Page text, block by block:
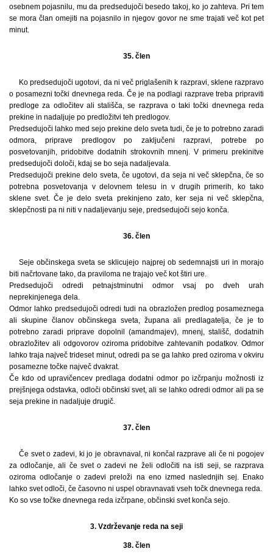
osebnem pojasnilu, mu da predsedujoči besedo takoj, ko jo zahteva. Pri tem
se mora član omejiti na pojasnilo in njegov govor ne sme trajati več kot pet
minut.
35. člen
Ko predsedujoči ugotovi, da ni več priglašenih k razpravi, sklene razpravo
o posamezni točki dnevnega reda. Če je na podlagi razprave treba pripraviti
predloge za odločitev ali stališča, se razprava o taki točki dnevnega reda
prekine in nadaljuje po predložitvi teh predlogov.
Predsedujoči lahko med sejo prekine delo sveta tudi, če je to potrebno zaradi
odmora, priprave predlogov po zaključeni razpravi, potrebe po
posvetovanjih, pridobitve dodatnih strokovnih mnenj. V primeru prekinitve
predsedujoči določi, kdaj se bo seja nadaljevala.
Predsedujoči prekine delo sveta, če ugotovi, da seja ni več sklepčna, če so
potrebna posvetovanja v delovnem telesu in v drugih primerih, ko tako
sklene svet. Če je delo sveta prekinjeno zato, ker seja ni več sklepčna,
sklepčnosti pa ni niti v nadaljevanju seje, predsedujoči sejo konča.
36. člen
Seje občinskega sveta se sklicujejo najprej ob sedemnajsti uri in morajo
biti načrtovane tako, da praviloma ne trajajo več kot štiri ure.
Predsedujoči odredi petnajstminutni odmor vsaj po dveh urah
neprekinjenega dela.
Odmor lahko predsedujoči odredi tudi na obrazložen predlog posameznega
ali skupine članov občinskega sveta, župana ali predlagatelja, če je to
potrebno zaradi priprave dopolnil (amandmajev), mnenj, stališč, dodatnih
obrazložitev ali odgovorov oziroma pridobitve zahtevanih podatkov. Odmor
lahko traja največ trideset minut, odredi pa se ga lahko pred oziroma v okviru
posamezne točke največ dvakrat.
Če kdo od upravičencev predlaga dodatni odmor po izčrpanju možnosti iz
prejšnjega odstavka, odloči občinski svet, ali se lahko odredi odmor ali pa se
seja prekine in nadaljuje drugič.
37. člen
Če svet o zadevi, ki jo je obravnaval, ni končal razprave ali če ni pogojev
za odločanje, ali če svet o zadevi ne želi odločiti na isti seji, se razprava
oziroma odločanje o zadevi preloži na eno izmed naslednjih sej. Enako
lahko svet odloči, če časovno ni uspel obravnavati vseh točk dnevnega reda.
Ko so vse točke dnevnega reda izčrpane, občinski svet konča sejo.
3. Vzdrževanje reda na seji
38. člen